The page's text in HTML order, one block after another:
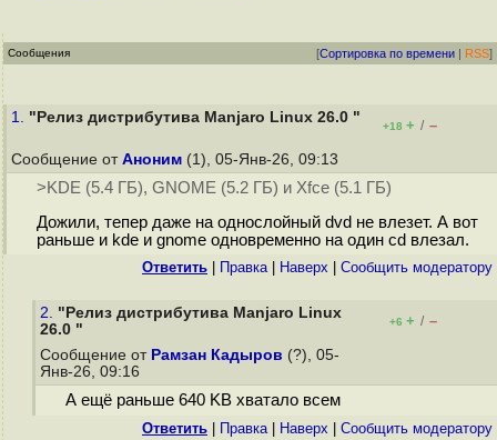
Сообщения [Сортировка по времени | RSS]
1. "Релиз дистрибутива Manjaro Linux 26.0 "
+18 + / –
Сообщение от Аноним (1), 05-Янв-26, 09:13
>KDE (5.4 ГБ), GNOME (5.2 ГБ) и Xfce (5.1 ГБ)
Дожили, тепер даже на однослойный dvd не влезет. А вот
раньше и kde и gnome одновременно на один cd влезал.
Ответить Правка| Наверх Cообщить модератору
2. "Релиз дистрибутива Manjaro Linux
26.0 "
+6 + / –
Сообщение от Рамзан Кадыров (?), 05-
Янв-26, 09:16
А ещё раньше 640 KB хватало всем
Ответить Правка| Наверх Cообщить модератору